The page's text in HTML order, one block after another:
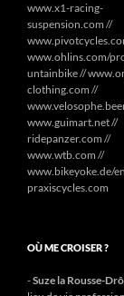
www.x1-racing-
suspension.com //
www.ohlins.com/
untainbike //
clothing.com //
www.guimart.net //
ridepanzer.com //
www.wtb.com //
www.bikeyoke.de/
praxiscycles.com
OÙ ME CROISER ?
-Suze la Rousse-